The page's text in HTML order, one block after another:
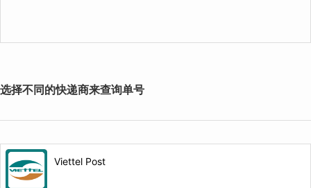
选择不同的快递商来查询单号
Viettel Post